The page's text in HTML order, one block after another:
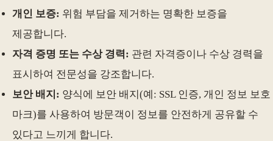
개인 보증: 위험 부담을 제거하는 명확한 보증을
제공합니다.
자격 증명 또는 수상 경력: 관련 자격증이나 수상 경력을
표시하여 전문성을 강조합니다.
보안 배지: 양식에 보안 배지(예: SSL 인증, 개인 정보 보호
마크)를 사용하여 방문객이 정보를 안전하게 공유할 수
있다고 느끼게 합니다.